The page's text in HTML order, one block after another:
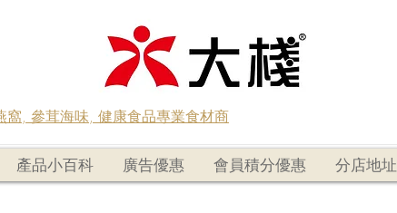
, 參茸海味, 健康食品專業食材商
產品小百科 廣告優惠 會員積分優惠 分店地址